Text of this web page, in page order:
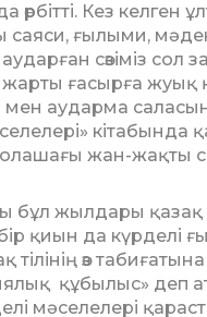
өрбітті. Кез келген
саяси, ғылыми,
сөзіміз
ғасырға жуық
аударма
жан-жақты
бұл жылдары қазақ
қиын да күрделі
тілінің өз
құбылыс» деп
мәселелері